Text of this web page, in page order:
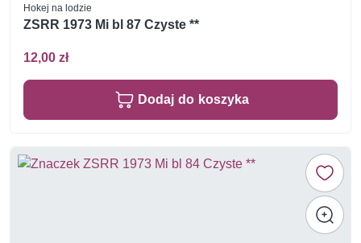
Hokej na lodzie
ZSRR 1973 Mi bl 87 Czyste **
12,00 zł
Dodaj do koszyka